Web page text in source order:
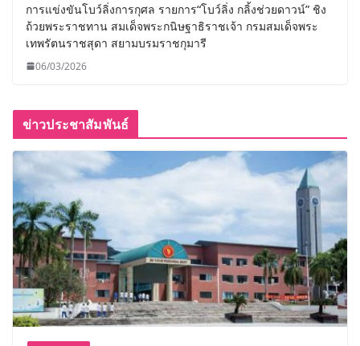
การแข่งขันโบว์ลิ่งการกุศล รายการ“โบว์ลิ่ง กลิ้งช่วยดาวน์” ชิง
ถ้วยพระราชทาน สมเด็จพระกนิษฐาธิราชเจ้า กรมสมเด็จพระ
เทพรัตนราชสุดา สยามบรมราชกุมารี
06/03/2026
ข่าวประชาสัมพันธ์